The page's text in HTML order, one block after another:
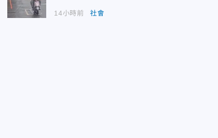
14小時前 社會